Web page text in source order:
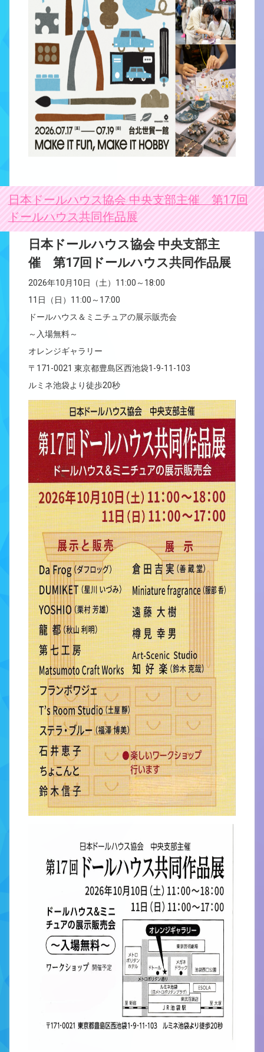
日本ドールハウス協会 中央支部主催 第17回
ドールハウス共同作品展
日本ドールハウス協会 中央支部主
催 第17回ドールハウス共同作品展
2026年10月10日（土）11:00～18:00
11日（日）11:00～17:00
ドールハウス＆ミニチュアの展示販売会
～入場無料～
オレンジギャラリー
〒171-0021 東京都豊島区西池袋1-9-11-103
ルミネ池袋より徒歩20秒